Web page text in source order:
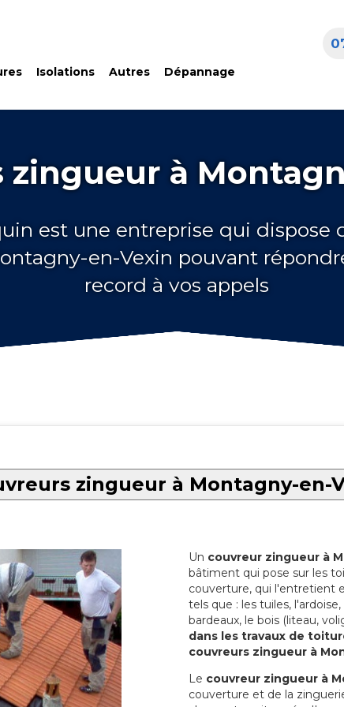
Isolations Autres Dépannage
zingueur à
est une entreprise qui dispose
en-Vexin pouvant
record à vos appels
zingueur à Montagny-en-
Un couvreur zingueur à
bâtiment qui pose sur les
couverture, qui l'entretient
tels que : les tuiles,
bardeaux, le bois (liteau,
dans les travaux de
couvreurs zingueur à
Le couvreur zingueur à
couverture et de la